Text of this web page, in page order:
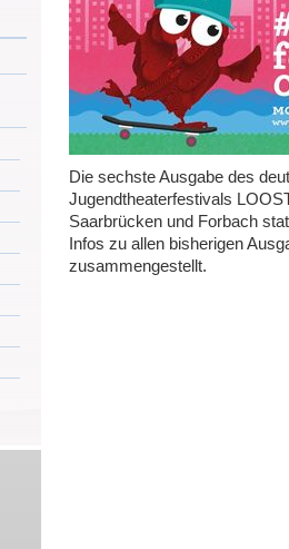
Die sechste Ausgabe des
Jugendtheaterfestivals
Saarbrücken und Forbach
Infos zu allen bisherigen
zusammengestellt.